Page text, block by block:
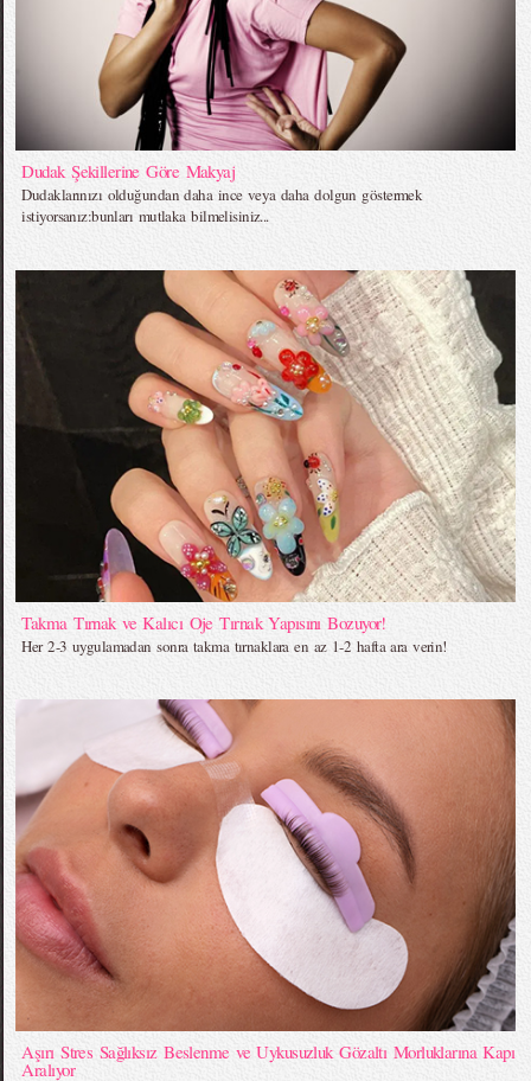
Dudak Şekillerine Göre Makyaj
Dudaklarınızı olduğundan daha ince veya daha dolgun göstermek
istiyorsanız:bunları mutlaka bilmelisiniz...
Takma Tırnak ve Kalıcı Oje Tırnak Yapısını Bozuyor!
Her 2-3 uygulamadan sonra takma tırnaklara en az 1-2 hafta ara verin!
Aşırı Stres Sağlıksız Beslenme ve Uykusuzluk Gözaltı Morluklarına Kapı
Aralıyor